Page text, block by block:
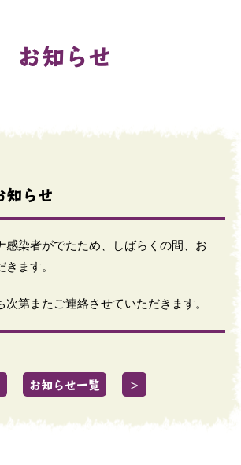
お知らせ
知らせ
感染者がでたため、しばらくの間、お
ます。
次第またご連絡させていただきます。
お知らせ一覧 ＞